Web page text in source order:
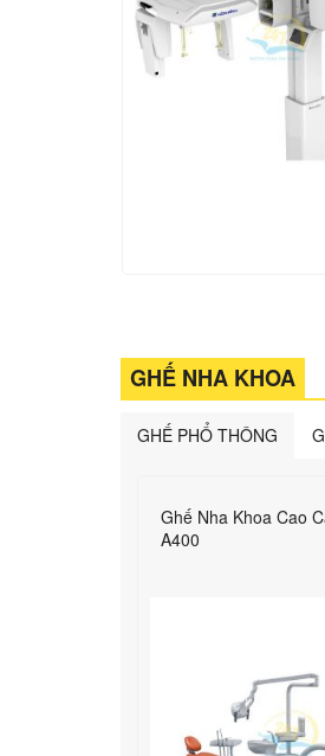
GHẾ NHA KHOA
GHẾ PHỔ THÔNG
Ghế Nha Khoa Cao
A400